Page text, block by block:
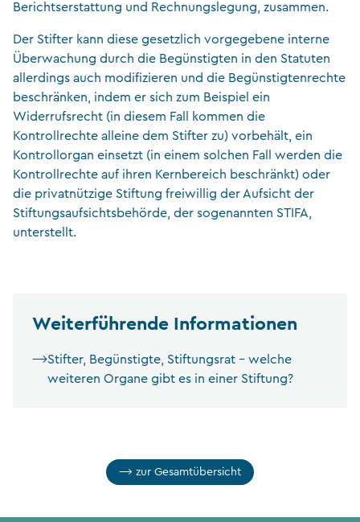
Berichtserstattung und Rechnungslegung, zusammen.
Der Stifter kann diese gesetzlich vorgegebene interne
Überwachung durch die Begünstigten in den Statuten
allerdings auch modifizieren und die Begünstigtenrechte
beschränken, indem er sich zum Beispiel ein
Widerrufsrecht (in diesem Fall kommen die
Kontrollrechte alleine dem Stifter zu) vorbehält, ein
Kontrollorgan einsetzt (in einem solchen Fall werden die
Kontrollrechte auf ihren Kernbereich beschränkt) oder
die privatnützige Stiftung freiwillig der Aufsicht der
Stiftungsaufsichtsbehörde, der sogenannten STIFA,
unterstellt.
Weiterführende Informationen
Stifter, Begünstigte, Stiftungsrat – welche
weiteren Organe gibt es in einer Stiftung?
zur Gesamtübersicht